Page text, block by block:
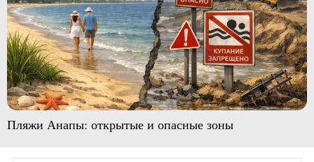
Пляжи Анапы: открытые и опасные зоны